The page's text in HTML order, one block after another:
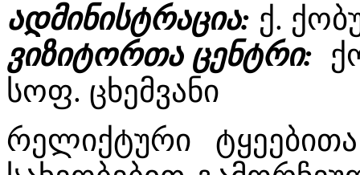
ადმინისტრაცია: ქ.
ვიზიტორთა ცენტრი:
სოფ. ცხემვანი
რელიქტური